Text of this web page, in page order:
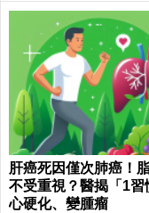
肝癌死因僅次肺癌！
不受重視？醫揭「1習
心硬化、變腫瘤